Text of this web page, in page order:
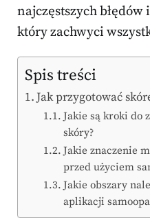
najczęstszych
który zachwyci
Spis treści
Jak przygotować
Jakie są kroki do
skóry?
Jakie znaczenie
przed użyciem
Jakie obszary
aplikacji